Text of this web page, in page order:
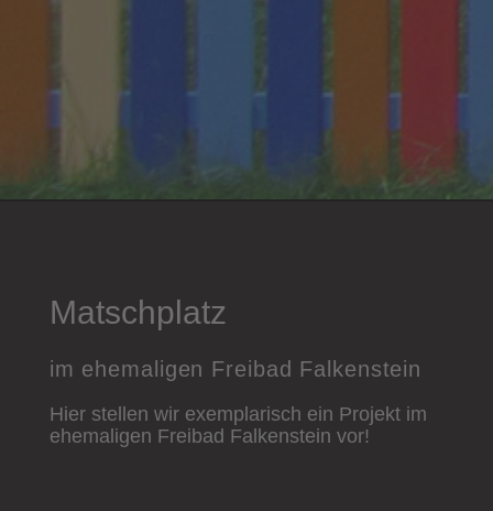
Matschplatz
im ehemaligen Freibad Falkenstein
Hier stellen wir exemplarisch ein Projekt im
ehemaligen Freibad Falkenstein vor!